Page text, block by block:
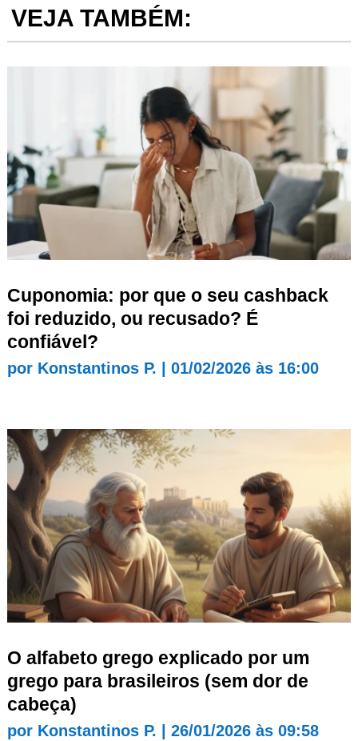
VEJA TAMBÉM:
Cuponomia: por que o seu cashback
foi reduzido, ou recusado? É
confiável?
por Konstantinos P. 01/02/2026 às 16:00
O alfabeto grego explicado por um
grego para brasileiros (sem dor de
cabeça)
por Konstantinos P. 26/01/2026 às 09:58